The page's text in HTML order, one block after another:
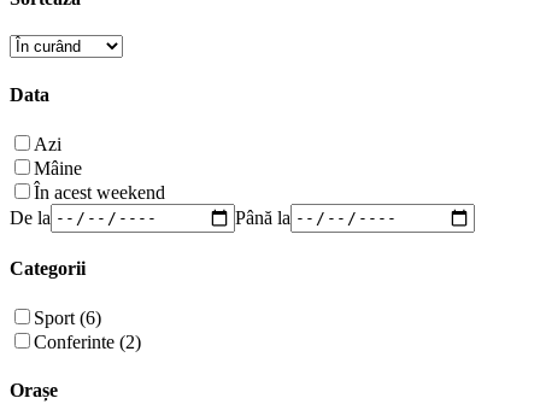
Data
Azi
Mâine
În acest weekend
De la
Până la
Categorii
Sport (6)
Conferinte (2)
Orașe